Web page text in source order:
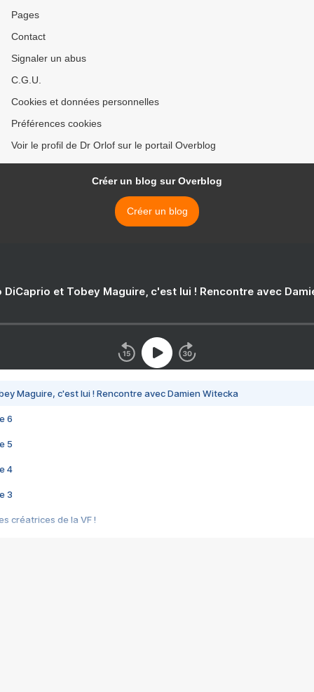
Pages
Contact
Signaler un abus
C.G.U.
Cookies et données personnelles
Préférences cookies
Voir le profil de Dr Orlof sur le portail Overblog
Créer un blog sur Overblog
Créer un blog
DiCaprio et Tobey Maguire, c'est lui ! Rencontre avec
Maguire, c'est lui ! Rencontre avec Damien Witecka
6
5
4
3
créatrices de la VF !